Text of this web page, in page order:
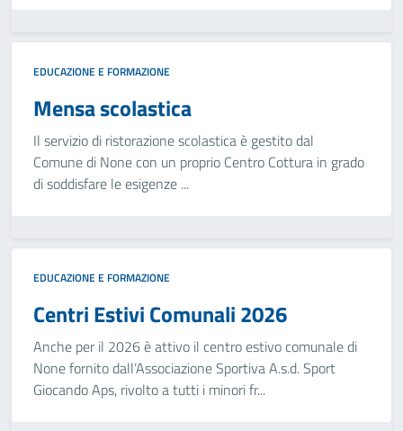
EDUCAZIONE E FORMAZIONE
Mensa scolastica
Il servizio di ristorazione scolastica è gestito dal
Comune di None con un proprio Centro Cottura in grado
di soddisfare le esigenze ...
EDUCAZIONE E FORMAZIONE
Centri Estivi Comunali 2026
Anche per il 2026 è attivo il centro estivo comunale di
None fornito dall’Associazione Sportiva A.s.d. Sport
Giocando Aps, rivolto a tutti i minori fr...